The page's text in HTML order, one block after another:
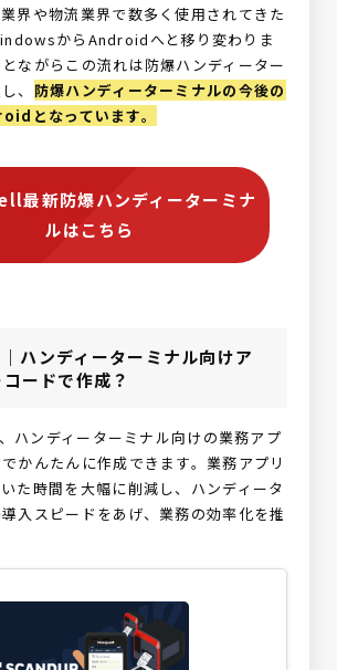
界や物流業界で数多く使用されてきた
からAndroidへと移り変わりま
ながらこの流れは防爆ハンディーター
、 防爆ハンディーターミナルの今後の
となっています。
最新防爆ハンディーターミナ
ルはこちら
ハンディーターミナル向けア
ードで作成？
ハンディーターミナル向けの業務アプ
かんたんに作成できます。業務アプリ
た時間を大幅に削減し、ハンディータ
入スピードをあげ、業務の効率化を推